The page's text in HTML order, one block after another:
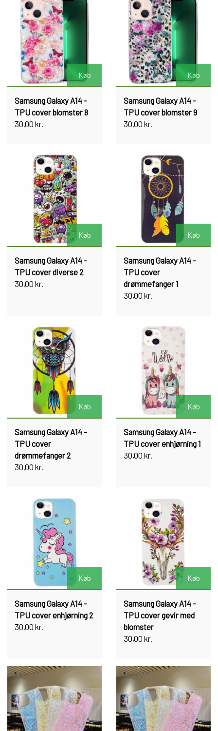
Køb
Samsung Galaxy A14 -
TPU cover blomster 8
30,00 kr.
Køb
Samsung Galaxy A14 -
TPU cover blomster 9
30,00 kr.
Køb
Samsung Galaxy A14 -
TPU cover diverse 2
30,00 kr.
Køb
Samsung Galaxy A14 -
TPU cover
drømmefanger 1
30,00 kr.
Køb
Samsung Galaxy A14 -
TPU cover
drømmefanger 2
30,00 kr.
Køb
Samsung Galaxy A14 -
TPU cover enhjørning 1
30,00 kr.
Køb
Samsung Galaxy A14 -
TPU cover enhjørning 2
30,00 kr.
Køb
Samsung Galaxy A14 -
TPU cover gevir med
blomster
30,00 kr.